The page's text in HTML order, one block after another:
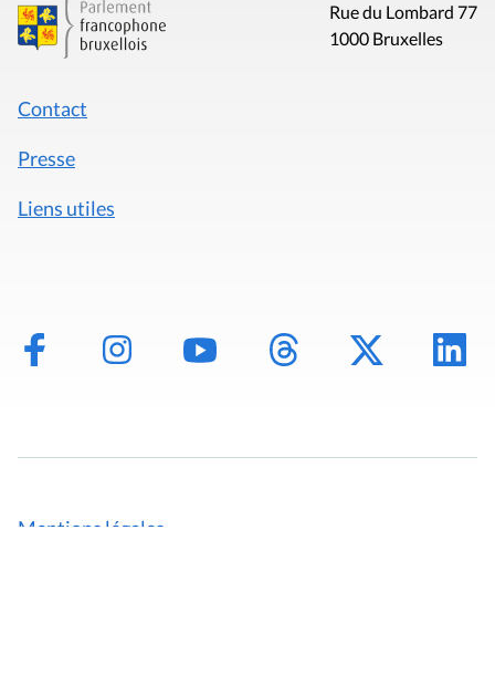
Rue du Lombard 77
1000 Bruxelles
Contact
Presse
Liens utiles
Mentions légales